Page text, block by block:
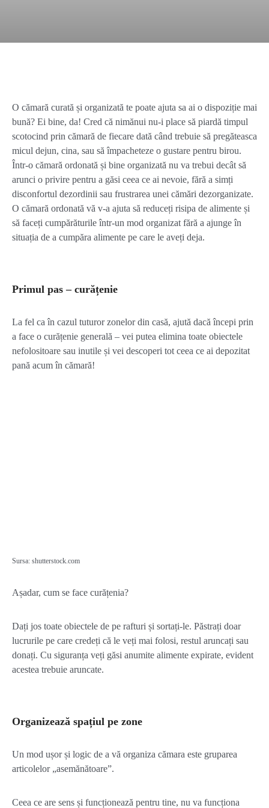
O cămară curată și organizată te poate ajuta sa ai o dispoziție mai
bună? Ei bine, da! Cred că nimănui nu-i place să piardă timpul
scotocind prin cămară de fiecare dată când trebuie să pregăteasca
micul dejun, cina, sau să împacheteze o gustare pentru birou.
Într-o cămară ordonată și bine organizată nu va trebui decât să
arunci o privire pentru a găsi ceea ce ai nevoie, fără a simți
disconfortul dezordinii sau frustrarea unei cămări dezorganizate.
O cămară ordonată vă v-a ajuta să reduceți risipa de alimente și
să faceți cumpărăturile într-un mod organizat fără a ajunge în
situația de a cumpăra alimente pe care le aveți deja.
Primul pas – curățenie
La fel ca în cazul tuturor zonelor din casă, ajută dacă începi prin
a face o curățenie generală – vei putea elimina toate obiectele
nefolositoare sau inutile și vei descoperi tot ceea ce ai depozitat
pană acum în cămară!
Sursa: shutterstock.com
Așadar, cum se face curățenia?
Dați jos toate obiectele de pe rafturi și sortați-le. Păstrați doar
lucrurile pe care credeți că le veți mai folosi, restul aruncați sau
donați. Cu siguranța veți găsi anumite alimente expirate, evident
acestea trebuie aruncate.
Organizează spațiul pe zone
Un mod ușor și logic de a vă organiza cămara este gruparea
articolelor „asemănătoare”.
Ceea ce are sens și funcționează pentru tine, nu va funcționa